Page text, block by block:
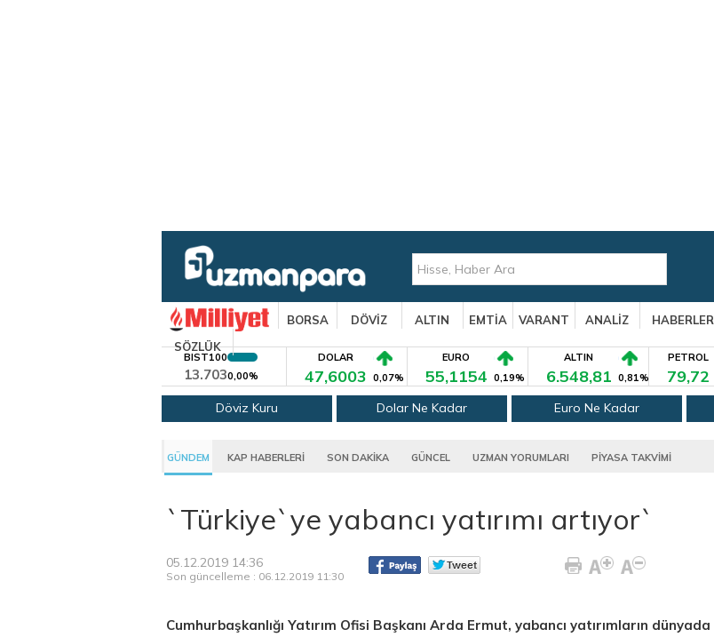
BORSA DÖVİZ ALTIN EMTİA VARANT ANALİZ HABERLER
SÖZLÜK
BIST100
13.7030,00%
DOLAR
47,6003 0,07%
EURO
55,1154 0,19%
ALTIN
6.548,81 0,81%
PETROL
79,72
Döviz Kuru Dolar Ne Kadar Euro Ne Kadar
GÜNDEM KAP HABERLERİ SON DAKİKA GÜNCEL UZMAN YORUMLARI PİYASA TAKVİMİ
`Türkiye`ye yabancı yatırımı artıyor`
05.12.2019 14:36
Son güncelleme : 06.12.2019 11:30
Cumhurbaşkanlığı Yatırım Ofisi Başkanı Arda Ermut, yabancı yatırımların dünyada